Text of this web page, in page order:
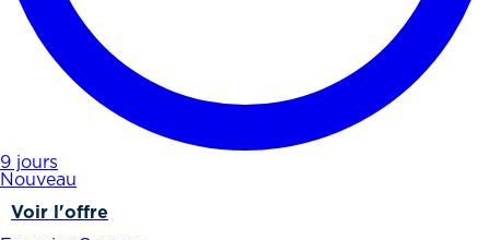
9 jours
Nouveau
Voir l'offre